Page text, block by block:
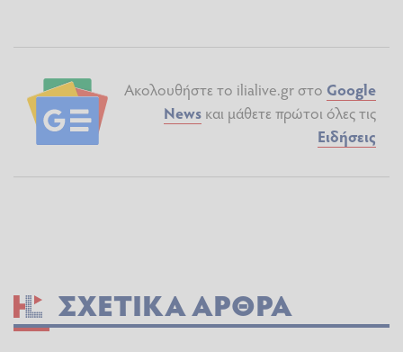
Ακολουθήστε το ilialive.gr στο Google
News και μάθετε πρώτοι όλες τις
Ειδήσεις
ΣΧΕΤΙΚΆ ΆΡΘΡΑ